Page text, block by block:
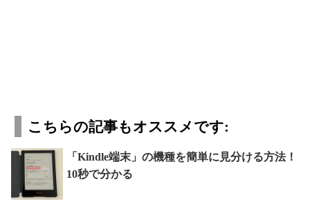
こちらの記事もオススメです:
「Kindle端末」の機種を簡単に見分ける方法！
10秒で分かる